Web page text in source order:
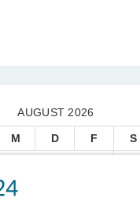
AUGUST 2026
M D F S
5